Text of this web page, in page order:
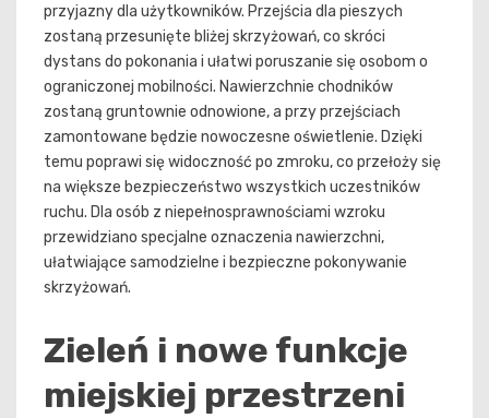
przyjazny dla użytkowników. Przejścia dla pieszych
zostaną przesunięte bliżej skrzyżowań, co skróci
dystans do pokonania i ułatwi poruszanie się osobom o
ograniczonej mobilności. Nawierzchnie chodników
zostaną gruntownie odnowione, a przy przejściach
zamontowane będzie nowoczesne oświetlenie. Dzięki
temu poprawi się widoczność po zmroku, co przełoży się
na większe bezpieczeństwo wszystkich uczestników
ruchu. Dla osób z niepełnosprawnościami wzroku
przewidziano specjalne oznaczenia nawierzchni,
ułatwiające samodzielne i bezpieczne pokonywanie
skrzyżowań.
Zieleń i nowe funkcje
miejskiej przestrzeni